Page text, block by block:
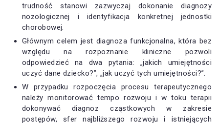
trudność stanowi zazwyczaj dokonanie diagnozy
nozologicznej i identyfikacja konkretnej jednostki
chorobowej.
Głównym celem jest diagnoza funkcjonalna, która bez
względu na rozpoznanie kliniczne pozwoli
odpowiedzieć na dwa pytania: „jakich umiejętności
uczyć dane dziecko?”, „jak uczyć tych umiejętności?”.
W przypadku rozpoczęcia procesu terapeutycznego
należy monitorować tempo rozwoju i w toku terapii
dokonywać diagnoz cząstkowych w zakresie
postępów, sfer najbliższego rozwoju i istniejących